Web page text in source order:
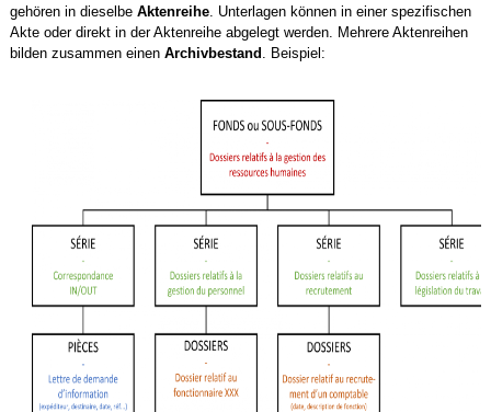
gehören in dieselbe Aktenreihe. Unterlagen können in einer spezifischen
Akte oder direkt in der Aktenreihe abgelegt werden. Mehrere Aktenreihen
bilden zusammen einen Archivbestand . Beispiel: